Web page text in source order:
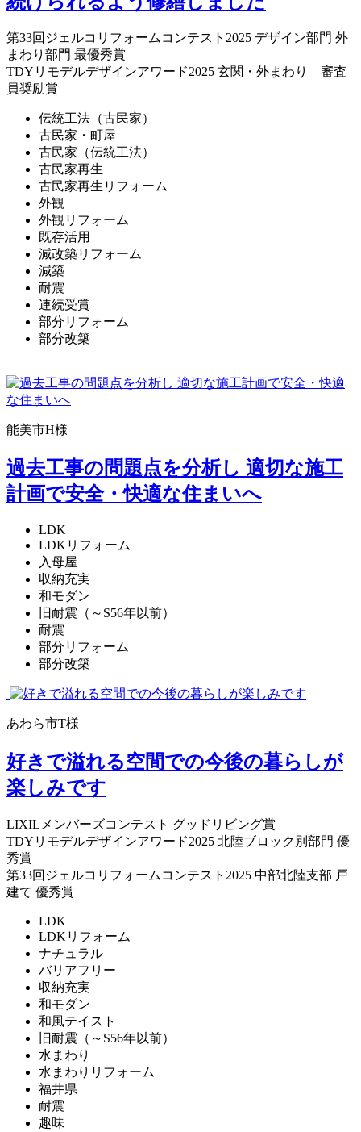
第33回ジェルコリフォームコンテスト2025 デザイン部門 外
まわり部門 最優秀賞
TDYリモデルデザインアワード2025 玄関・外まわり 審査
員奨励賞
伝統工法（古民家）
古民家・町屋
古民家（伝統工法）
古民家再生
古民家再生リフォーム
外観
外観リフォーム
既存活用
減改築リフォーム
減築
耐震
連続受賞
部分リフォーム
部分改築
能美市H様
過去工事の問題点を分析し 適切な施工
計画で安全・快適な住まいへ
LDK
LDKリフォーム
入母屋
収納充実
和モダン
旧耐震（～S56年以前）
耐震
部分リフォーム
部分改築
あわら市T様
好きで溢れる空間での今後の暮らしが
楽しみです
LIXILメンバーズコンテスト グッドリビング賞
TDYリモデルデザインアワード2025 北陸ブロック別部門 優
秀賞
第33回ジェルコリフォームコンテスト2025 中部北陸支部 戸
建て 優秀賞
LDK
LDKリフォーム
ナチュラル
バリアフリー
収納充実
和モダン
和風テイスト
旧耐震（～S56年以前）
水まわり
水まわりリフォーム
福井県
耐震
趣味